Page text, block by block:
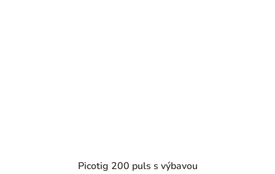
Picotig 200 puls s výbavou
hodnotenie